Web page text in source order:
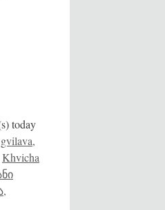
today
,
Khvicha
,